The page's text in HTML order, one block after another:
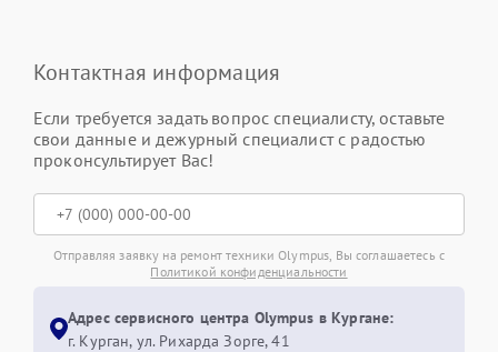
Контактная информация
Если требуется задать вопрос специалисту, оставьте
свои данные и дежурный специалист с радостью
проконсультирует Вас!
Отправляя заявку на ремонт техники Olympus, Вы соглашаетесь с
Политикой конфиденциальности
Адрес сервисного центра Olympus в Кургане:
г. Курган, ул. Рихарда Зорге, 41